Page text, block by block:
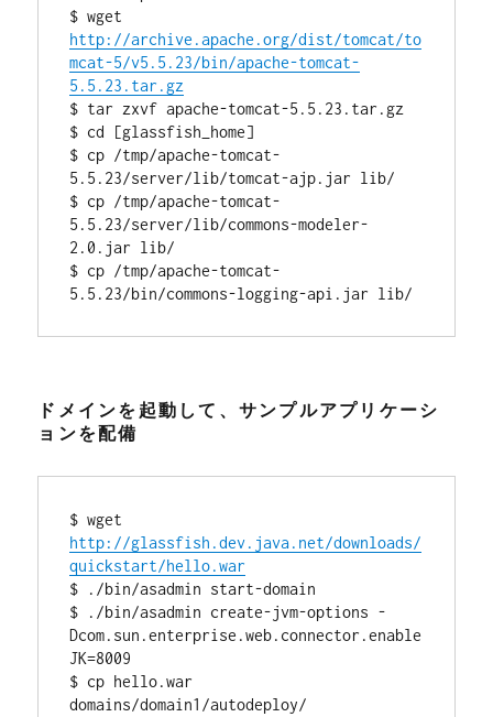
http://archive.apache.org/dist/tomcat/to
mcat-5/v5.5.23/bin/apache-tomcat-
5.5.23.tar.gz
$ tar zxvf apache-tomcat-5.5.23.tar.gz
$ cd [glassfish_home]
$ cp /tmp/apache-tomcat-
5.5.23/server/lib/tomcat-ajp.jar lib/
$ cp /tmp/apache-tomcat-
5.5.23/server/lib/commons-modeler-
2.0.jar lib/
$ cp /tmp/apache-tomcat-
ドメインを起動して、サンプルアプリケーシ
ョンを配備
http://glassfish.dev.java.net/downloads/
quickstart/hello.war
$ ./bin/asadmin start-domain
$ ./bin/asadmin create-jvm-options -
Dcom.sun.enterprise.web.connector.enable
JK=8009
$ cp hello.war
domains/domain1/autodeploy/